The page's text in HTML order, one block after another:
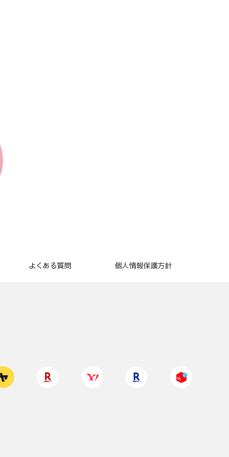
よくある質問 個人情報保護方針